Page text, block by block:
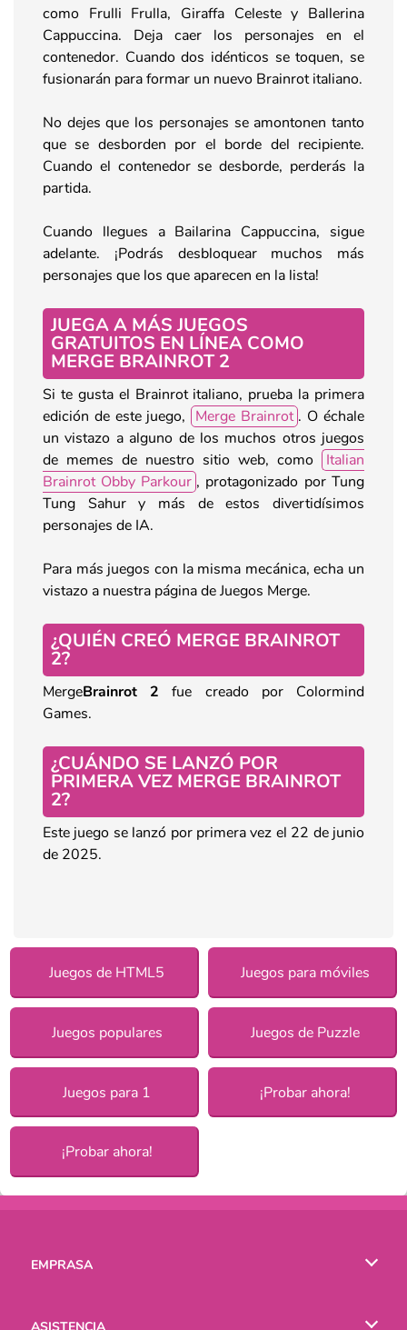
como Frulli Frulla, Giraffa Celeste y Ballerina
Cappuccina. Deja caer los personajes en el
contenedor. Cuando dos idénticos se toquen, se
fusionarán para formar un nuevo Brainrot italiano.
No dejes que los personajes se amontonen tanto
que se desborden por el borde del recipiente.
Cuando el contenedor se desborde, perderás la
partida.
Cuando llegues a Bailarina Cappuccina, sigue
adelante. ¡Podrás desbloquear muchos más
personajes que los que aparecen en la lista!
JUEGA A MÁS JUEGOS
GRATUITOS EN LÍNEA COMO
MERGE BRAINROT 2
Si te gusta el Brainrot italiano, prueba la primera
edición de este juego, Merge Brainrot . O échale
un vistazo a alguno de los muchos otros juegos
de memes de nuestro sitio web, como
Italian
Brainrot Obby Parkour , protagonizado por Tung
Tung Sahur y más de estos divertidísimos
personajes de IA.
Para más juegos con la misma mecánica, echa un
vistazo a nuestra página de Juegos Merge.
¿QUIÉN CREÓ MERGE BRAINROT
2?
MergeBrainrot 2 fue creado por Colormind
Games.
¿CUÁNDO SE LANZÓ POR
PRIMERA VEZ MERGE BRAINROT
2?
Este juego se lanzó por primera vez el 22 de junio
de 2025.
Juegos de HTML5 Juegos para móviles
Juegos populares Juegos de Puzzle
Juegos para 1 ¡Probar ahora!
¡Probar ahora!
EMPRASA